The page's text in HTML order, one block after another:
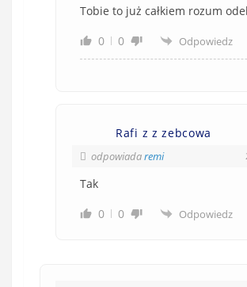
Tobie to już całkiem rozum
0
0 Odpowiedz
Rafi z z zebcowa
odpowiadaremi
Tak
0
0 Odpowiedz